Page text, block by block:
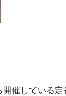
催している